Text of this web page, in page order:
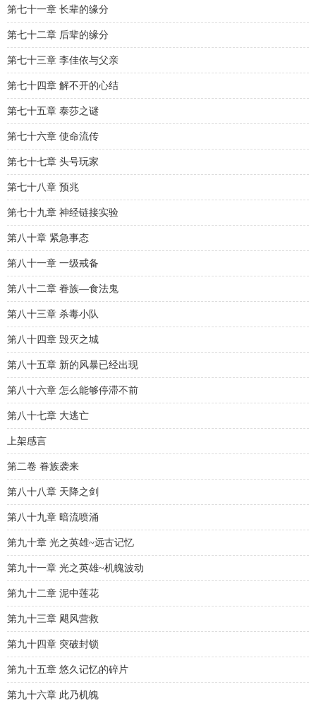
第七十一章 长辈的缘分
第七十二章 后辈的缘分
第七十三章 李佳依与父亲
第七十四章 解不开的心结
第七十五章 泰莎之谜
第七十六章 使命流传
第七十七章 头号玩家
第七十八章 预兆
第七十九章 神经链接实验
第八十章 紧急事态
第八十一章 一级戒备
第八十二章 眷族—食法鬼
第八十三章 杀毒小队
第八十四章 毁灭之城
第八十五章 新的风暴已经出现
第八十六章 怎么能够停滞不前
第八十七章 大逃亡
上架感言
第二卷 眷族袭来
第八十八章 天降之剑
第八十九章 暗流喷涌
第九十章 光之英雄~远古记忆
第九十一章 光之英雄~机魄波动
第九十二章 泥中莲花
第九十三章 飓风营救
第九十四章 突破封锁
第九十五章 悠久记忆的碎片
第九十六章 此乃机魄